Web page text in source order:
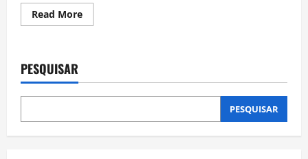
Read MoreRead
more
Roblox?
6
seguras
ganhar
PESQUISAR
PESQUISAR